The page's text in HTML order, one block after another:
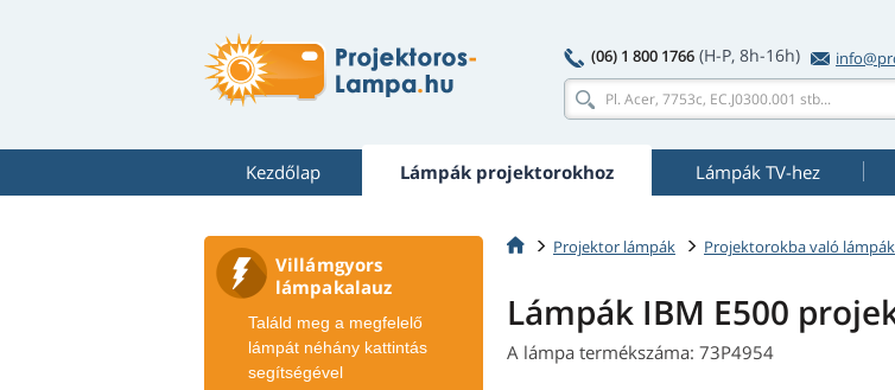
(06) 1 800 1766 (H-P, 8h-16h)
Kezdőlap Lámpák projektorokhoz Lámpák TV-hez
Projektor lámpák Projektorokba való
Lámpák IBM E500
A lámpa termékszáma: 73P4954
Villámgyors
lámpakalauz
Találd meg a megfelelő
lámpát néhány kattintás
segítségével